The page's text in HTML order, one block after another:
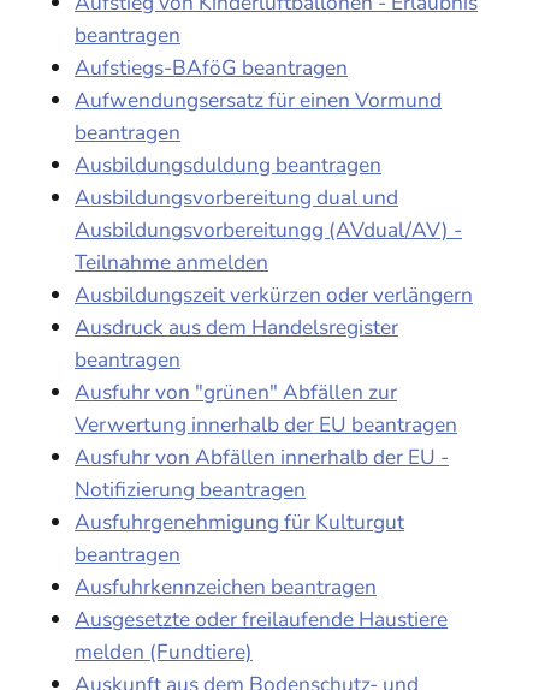
beantragen
Aufstiegs-BAföG beantragen
Aufwendungsersatz für einen Vormund
beantragen
Ausbildungsduldung beantragen
Ausbildungsvorbereitung dual und
Ausbildungsvorbereitungg (AVdual/AV) -
Teilnahme anmelden
Ausbildungszeit verkürzen oder verlängern
Ausdruck aus dem Handelsregister
beantragen
Ausfuhr von "grünen" Abfällen zur
Verwertung innerhalb der EU beantragen
Ausfuhr von Abfällen innerhalb der EU -
Notifizierung beantragen
Ausfuhrgenehmigung für Kulturgut
beantragen
Ausfuhrkennzeichen beantragen
Ausgesetzte oder freilaufende Haustiere
melden (Fundtiere)